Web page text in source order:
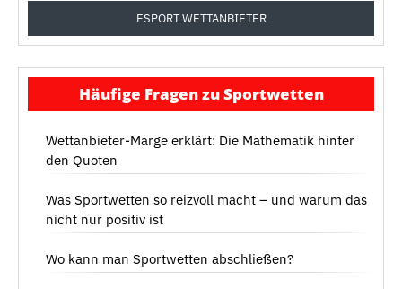
ESPORT WETTANBIETER
Häufige Fragen zu Sportwetten
Wettanbieter-Marge erklärt: Die Mathematik hinter
den Quoten
Was Sportwetten so reizvoll macht – und warum das
nicht nur positiv ist
Wo kann man Sportwetten abschließen?